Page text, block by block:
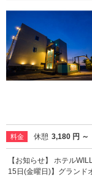
料金 休憩 3,180 円 ～
【お知らせ】 ホテル
15日(金曜日)】グランド